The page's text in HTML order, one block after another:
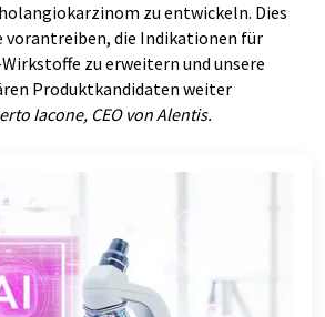
zu entwickeln. Dies
vorantreiben, die Indikationen für
zu erweitern und unsere
Produktkandidaten weiter
Iacone, CEO von Alentis.